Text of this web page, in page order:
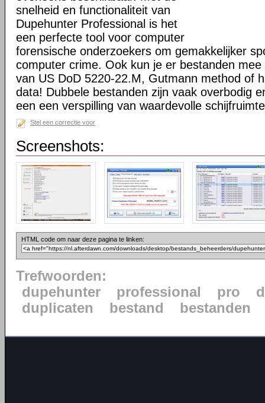
snelheid en functionaliteit van
Dupehunter Professional is het
een perfecte tool voor computer
forensische onderzoekers om gemakkelijker
computer crime. Ook kun je er bestanden
van US DoD 5220-22.M, Gutmann method of
data! Dubbele bestanden zijn vaak overbodig
een een verspilling van waardevolle
Stel een correctie voor
Screenshots:
HTML code om naar deze pagina te linken:
Trefwoorden:
dupehunter
professional pro
duplicaten
bestand bestanden